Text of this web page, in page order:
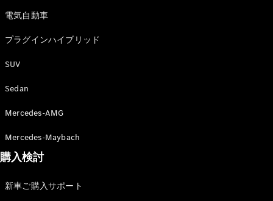
プラグインハイブリッドモデル
All Sedan
CLA
Sedan
Sedan
電気自動車
プラグインハイブリッド
SUV
Sedan
Mercedes-AMG
Mercedes-Maybach
購入検討
新車ご購入サポート